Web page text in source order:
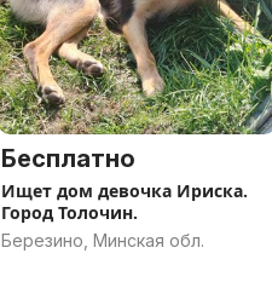
Бесплатно
Ищет дом девочка Ириска.
Город Толочин.
Березино, Минская обл.